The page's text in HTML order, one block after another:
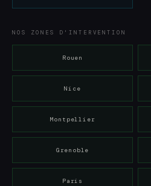
NOS ZONES D'INTERVENTION
Rouen
Nice
Montpellier
Grenoble
Paris